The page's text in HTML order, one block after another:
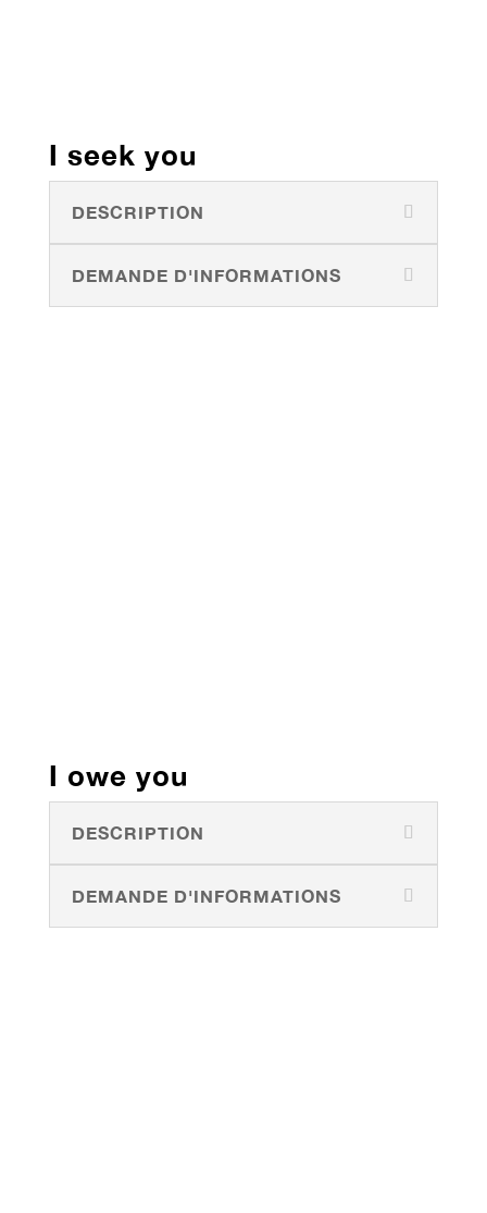
I seek you
DESCRIPTION
DEMANDE D'INFORMATIONS
I owe you
DESCRIPTION
DEMANDE D'INFORMATIONS